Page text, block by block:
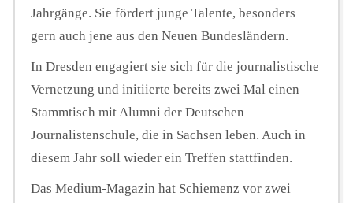
Jahrgänge. Sie fördert junge Talente, besonders
gern auch jene aus den Neuen Bundesländern.
In Dresden engagiert sie sich für die journalistische
Vernetzung und initiierte bereits zwei Mal einen
Stammtisch mit Alumni der Deutschen
Journalistenschule, die in Sachsen leben. Auch in
diesem Jahr soll wieder ein Treffen stattfinden.
Das Medium-Magazin hat Schiemenz vor zwei